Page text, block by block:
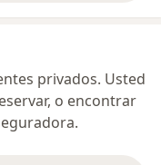
privados. Usted
o encontrar